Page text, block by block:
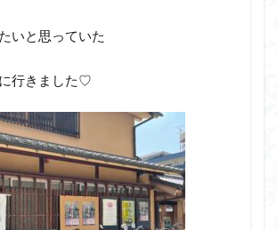
いと思っていた
行きました♡